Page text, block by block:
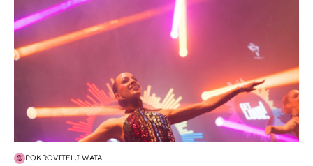
POKROVITELJ WATA